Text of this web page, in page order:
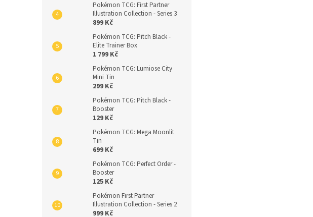
Pokémon TCG: First Partner
Illustration Collection - Series 3
899 Kč
Pokémon TCG: Pitch Black -
Elite Trainer Box
1 799 Kč
Pokémon TCG: Lumiose City
Mini Tin
299 Kč
Pokémon TCG: Pitch Black -
Booster
129 Kč
Pokémon TCG: Mega Moonlit
Tin
699 Kč
Pokémon TCG: Perfect Order -
Booster
125 Kč
Pokémon First Partner
Illustration Collection - Series 2
999 Kč